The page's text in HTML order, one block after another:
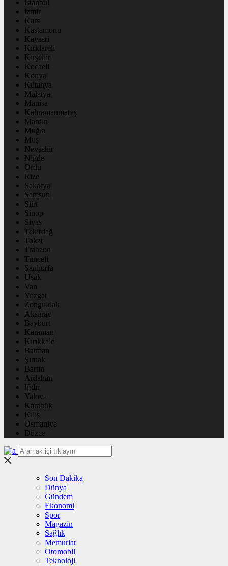
istanbul
izmir
Kars
Kastamonu
Kayseri
Kırklareli
Kırşehir
Kocaeli
Konya
Kütahya
Malatya
Manisa
Kahramanmaraş
Mardin
Muğla
Muş
Nevşehir
Niğde
Ordu
Rize
Sakarya
Samsun
Siirt
Sinop
Sivas
Tekirdağ
Tokat
Trabzon
Tunceli
Şanlıurfa
Uşak
Van
Yozgat
Zonguldak
Aksaray
Bayburt
Karaman
Kırıkkale
Batman
Şırnak
Bartın
Ardahan
Iğdır
Yalova
Karabük
Kilis
Osmaniye
Düzce
Son Dakika
Dünya
Gündem
Ekonomi
Spor
Magazin
Sağlık
Memurlar
Otomobil
Teknoloji